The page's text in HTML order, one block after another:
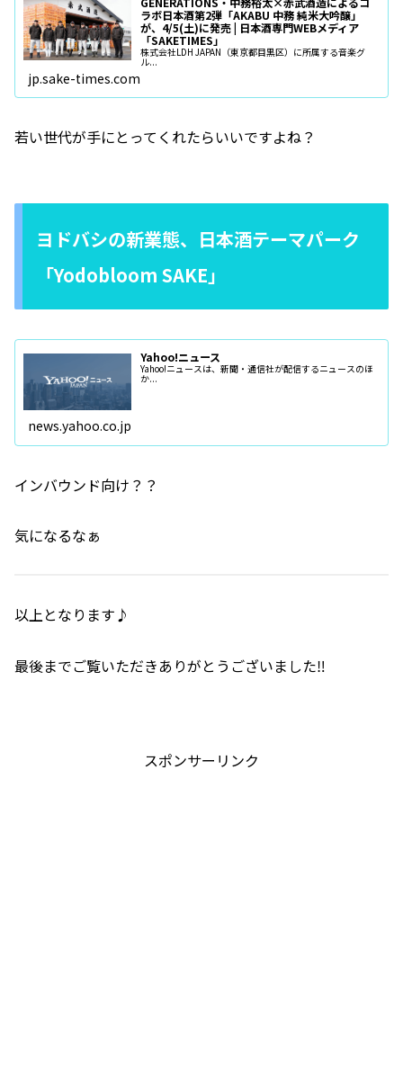
ラボ日本酒第2弾「AKABU 中務 純米大吟醸」
が、4/5(土)に発売 | 日本酒専門WEBメディア
「SAKETIMES」
株式会社LDH JAPAN（東京都目黒区）に所属する音楽グ
ル...
jp.sake-times.com
若い世代が手にとってくれたらいいですよね？
ヨドバシの新業態、日本酒テーマパーク
「Yodobloom SAKE」
Yahoo!ニュース
Yahoo!ニュースは、新聞・通信社が配信するニュースのほ
か...
news.yahoo.co.jp
インバウンド向け？？
気になるなぁ
以上となります♪
最後までご覧いただきありがとうございました‼️
スポンサーリンク